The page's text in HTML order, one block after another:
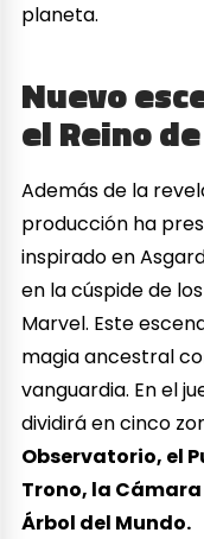
planeta.
Nuevo
el Reino
Además de la
producción ha
inspirado en
en la cúspide de
Marvel. Este
magia ancestral
vanguardia. En el
dividirá en cinco
Observatorio, el
Trono, la
Árbol del Mundo.